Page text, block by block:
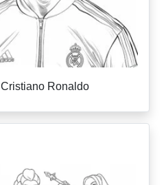
Cristiano Ronaldo